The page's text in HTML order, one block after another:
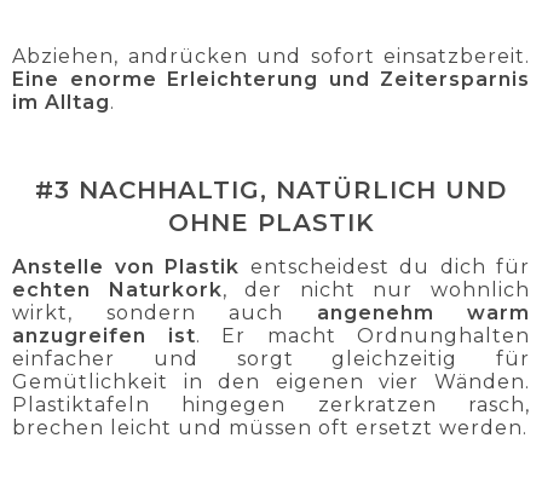
Abziehen, andrücken und sofort einsatzbereit.
Eine enorme Erleichterung und Zeitersparnis
im Alltag.
#3 NACHHALTIG, NATÜRLICH UND
OHNE PLASTIK
Anstelle von Plastik entscheidest du dich für
echten Naturkork, der nicht nur wohnlich
wirkt, sondern auch angenehm warm
anzugreifen ist. Er macht Ordnunghalten
einfacher und sorgt gleichzeitig für
Gemütlichkeit in den eigenen vier Wänden.
Plastiktafeln hingegen zerkratzen rasch,
brechen leicht und müssen oft ersetzt werden.